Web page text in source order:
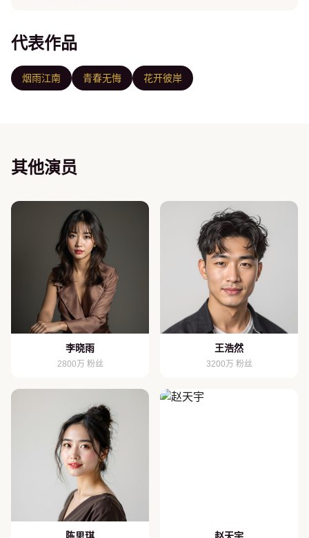
代表作品
烟雨江南 青春无悔 花开彼岸
其他演员
李晓雨
2800万 粉丝
王浩然
3200万 粉丝